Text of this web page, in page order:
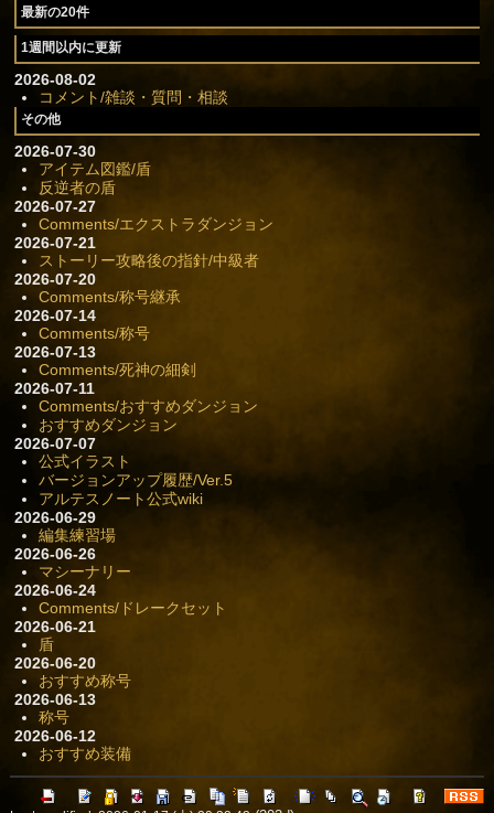
最新の20件
1週間以内に更新
2026-08-02
コメント/雑談・質問・相談
その他
2026-07-30
アイテム図鑑/盾
反逆者の盾
2026-07-27
Comments/エクストラダンジョン
2026-07-21
ストーリー攻略後の指針/中級者
2026-07-20
Comments/称号継承
2026-07-14
Comments/称号
2026-07-13
Comments/死神の細剣
2026-07-11
Comments/おすすめダンジョン
おすすめダンジョン
2026-07-07
公式イラスト
バージョンアップ履歴/Ver.5
アルテスノート公式wiki
2026-06-29
編集練習場
2026-06-26
マシーナリー
2026-06-24
Comments/ドレークセット
2026-06-21
盾
2026-06-20
おすすめ称号
2026-06-13
称号
2026-06-12
おすすめ装備